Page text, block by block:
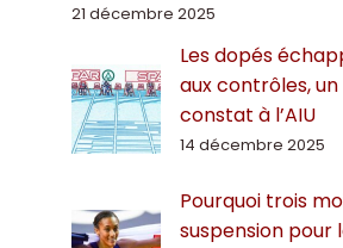
21 décembre 2025
Les dopés
aux contrôles,
constat à l’AIU
14 décembre 2025
Pourquoi trois
suspension pour